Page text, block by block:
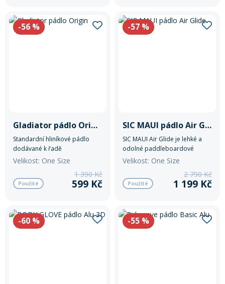
-56 %
Gladiator pádlo Origin
Standardní hliníkové pádlo
dodávané k řadě
paddleboardů Gladiator
hliníkový dřík s odolným
nylonovým listem.
Velikost: One Size
Použité
1 390 Kč
599 Kč
-57 %
SIC MAUI pádlo Air Glide
SIC MAUI Air Glide je lehké a
odolné paddleboardové
pádlo navržené pro pohodlné
vyjížďky na vodě.
Velikost: One Size
Použité
2 790 Kč
1 199 Kč
-60 % -55 %